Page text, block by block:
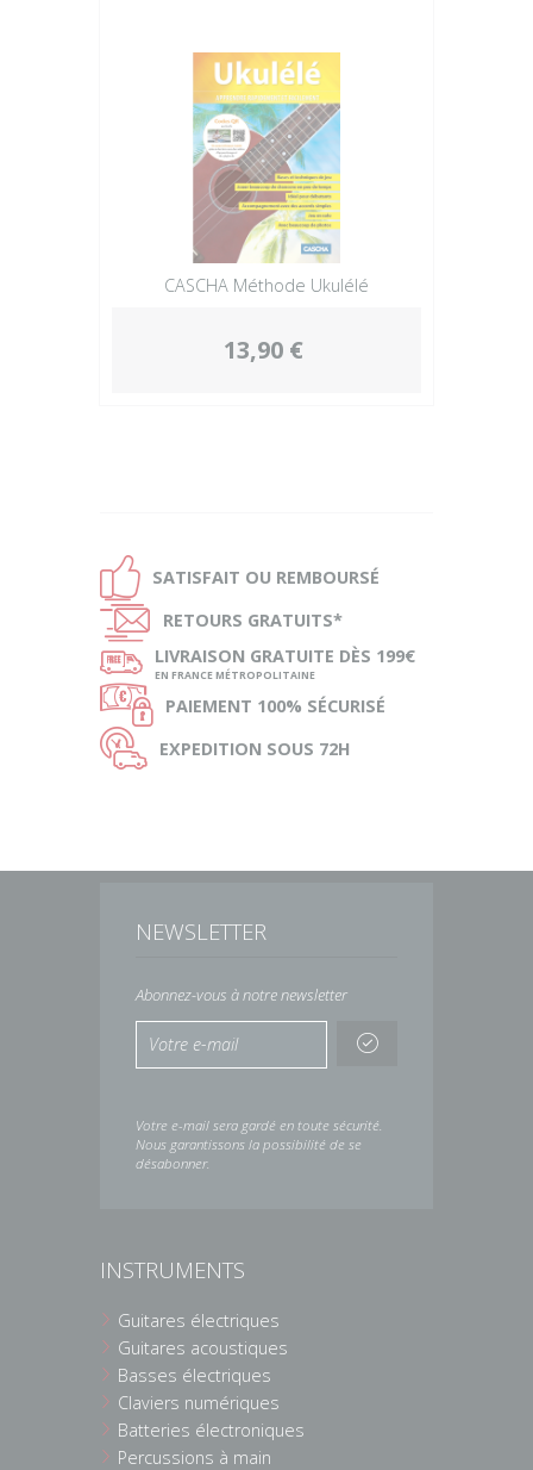
CASCHA Méthode Ukulélé
13,90 €
Ð SATISFAIT OU REMBOURSÉ
Ñ RETOURS GRATUITS*
ø LIVRAISON GRATUITE DÈS 199€
EN FRANCE MÉTROPOLITAINE
Ø PAIEMENT 100% SÉCURISÉ
Ù EXPEDITION SOUS 72H
NEWSLETTER
Abonnez-vous à notre newsletter
Votre e-mail sera gardé en toute sécurité.
Nous garantissons la possibilité de se
désabonner.
INSTRUMENTS
Guitares électriques
Guitares acoustiques
Basses électriques
Claviers numériques
Batteries électroniques
Percussions à main